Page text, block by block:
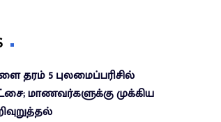
தரம் 5 புலமைப்பரிசில்
மாணவர்களுக்கு முக்கிய